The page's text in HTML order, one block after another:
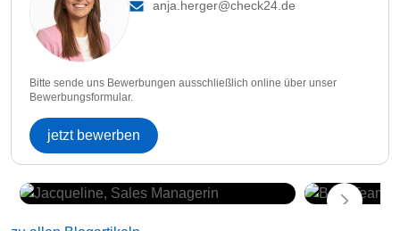
anja.herger@check24.de
Bitte sende uns Bewerbungen ausschließlich online über unser
Bewerbungsformular.
jetzt bewerben